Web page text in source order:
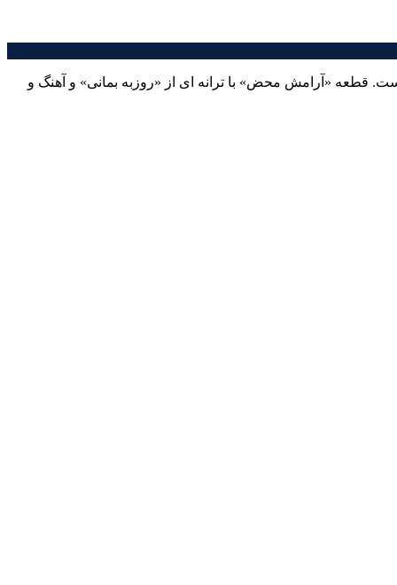
قطعه «آرامش محض» با ترانه ای از «روزبه بمانی» و آهنگ و